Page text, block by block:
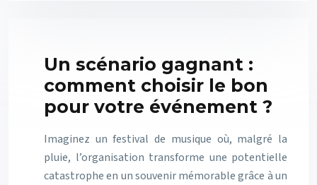
Un scénario gagnant :
comment choisir le bon
pour votre événement ?
Imaginez un festival de musique où, malgré la
pluie, l’organisation transforme une potentielle
catastrophe en un souvenir mémorable grâce à un